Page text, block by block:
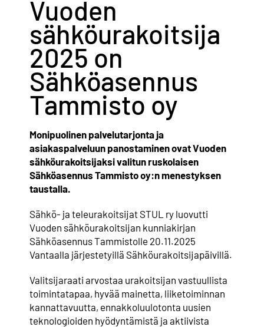
Yhteystiedot
Jäsenille
Vuoden
sähköurakoitsija
2025 on
Sähköasennus
Tammisto oy
Monipuolinen palvelutarjonta ja
asiakaspalveluun panostaminen ovat Vuoden
sähköurakoitsijaksi valitun ruskolaisen
Sähköasennus Tammisto oy:n menestyksen
taustalla.
Sähkö- ja teleurakoitsijat STUL ry luovutti
Vuoden sähköurakoitsijan kunniakirjan
Sähköasennus Tammistolle 20.11.2025
Vantaalla järjestetyillä Sähköurakoitsijapäivillä.
Valitsijaraati arvostaa urakoitsijan vastuullista
toimintatapaa, hyvää mainetta, liiketoiminnan
kannattavuutta, ennakkoluulotonta uusien
teknologioiden hyödyntämistä ja aktiivista